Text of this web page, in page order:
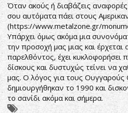
Όταν ακούς ή διαβάζεις
σου αυτόματα πάει στους
(https://www.metalzone.gr/
Υπάρχει όμως ακόμα μια
την προσοχή μας μιας και
παρελθόντος, έχει κυκλοφορήσει
δίσκους και δυστυχώς τείνει να
μας. Ο λόγος για τους Ουγγαρούς
δημιουργήθηκαν το 1990 και
το σανίδι ακόμα και σήμερα.